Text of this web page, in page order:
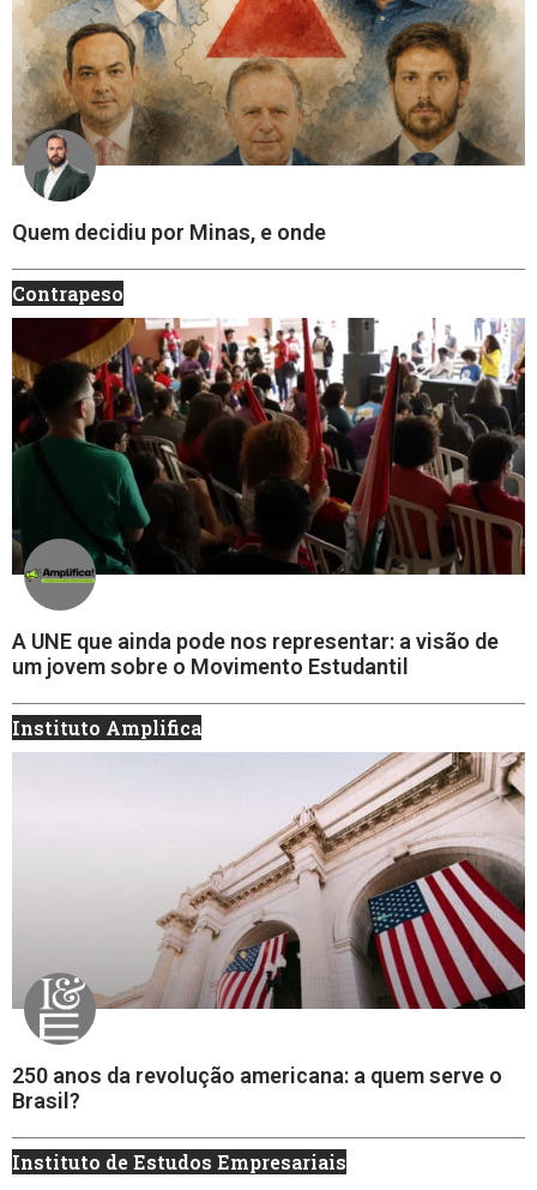
Quem decidiu por Minas, e onde
Contrapeso
A UNE que ainda pode nos representar: a visão de
um jovem sobre o Movimento Estudantil
Instituto Amplifica
250 anos da revolução americana: a quem serve o
Brasil?
Instituto de Estudos Empresariais